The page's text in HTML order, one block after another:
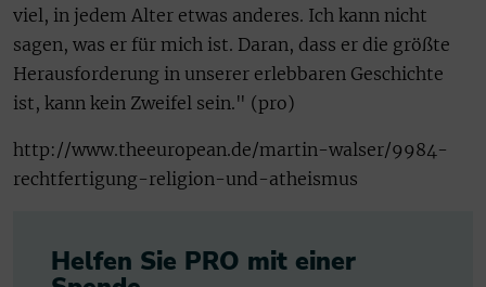
viel, in jedem Alter etwas anderes. Ich kann nicht
sagen, was er für mich ist. Daran, dass er die größte
Herausforderung in unserer erlebbaren Geschichte
ist, kann kein Zweifel sein." (pro)
http://www.theeuropean.de/martin-walser/9984-
rechtfertigung-religion-und-atheismus
Helfen Sie PRO mit einer